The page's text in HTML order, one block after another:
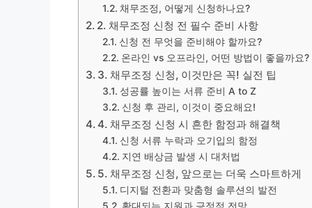
채무조정, 어떻게 신청하나요?
2. 채무조정 신청 전 필수 준비 사항
신청 전 무엇을 준비해야 할까요?
온라인 vs 오프라인, 어떤 방법이 좋을까요?
3. 채무조정 신청, 이것만은 꼭! 실전 팁
성공률 높이는 서류 준비 A to Z
신청 후 관리, 이것이 중요해요!
4. 채무조정 신청 시 흔한 함정과 해결책
신청 서류 누락과 오기입의 함정
지연 배상금 발생 시 대처법
5. 채무조정 신청, 앞으로는 더욱 스마트하게
디지털 전환과 맞춤형 솔루션의 발전